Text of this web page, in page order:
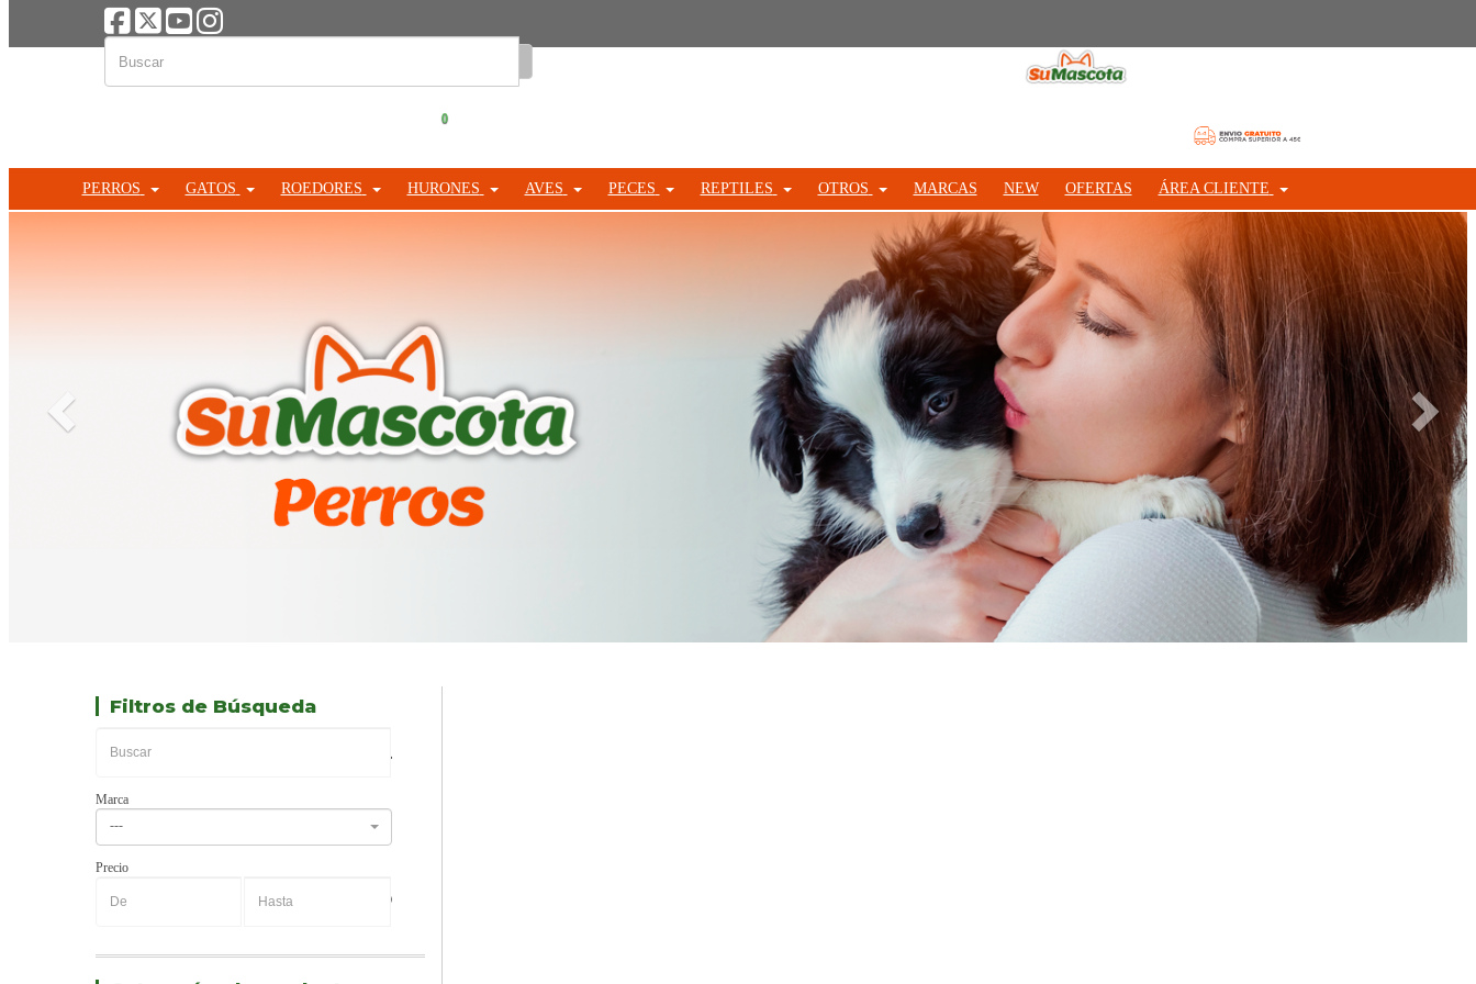
0
PERROS GATOS ROEDORES HURONES AVES PECES REPTILES OTROS MARCAS NEW OFERTAS ÁREA CLIENTE
Filtros de Búsqueda
Marca
---
Precio